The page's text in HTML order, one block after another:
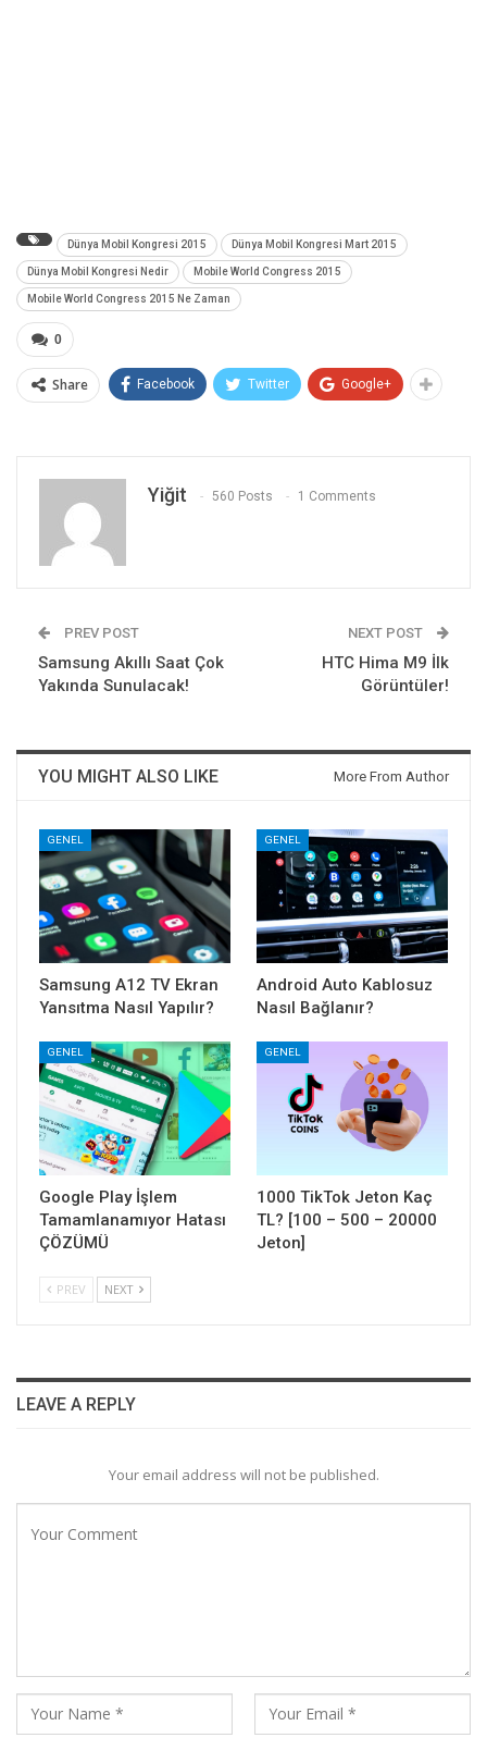
Dünya Mobil Kongresi 2015 Dünya Mobil Kongresi Mart 2015
Dünya Mobil Kongresi Nedir Mobile World Congress 2015
Mobile World Congress 2015 Ne Zaman
0
Share Facebook Twitter Google+
Yiğit 560 Posts 1 Comments
PREV POST
Samsung Akıllı Saat Çok
Yakında Sunulacak!
NEXT POST
HTC Hima M9 İlk
Görüntüler!
YOU MIGHT ALSO LIKE More From Author
GENEL
Samsung A12 TV Ekran
Yansıtma Nasıl Yapılır?
GENEL
Android Auto Kablosuz
Nasıl Bağlanır?
GENEL
Google Play İşlem
Tamamlanamıyor Hatası
ÇÖZÜMÜ
GENEL
1000 TikTok Jeton Kaç
TL? [100 – 500 – 20000
Jeton]
PREV NEXT
LEAVE A REPLY
Your email address will not be published.